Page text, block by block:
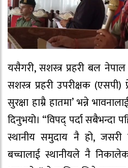
यसैगरी, सशस्त्र प्रहरी बल
सशस्त्र प्रहरी उपरीक्षक (एसपी)
सुरक्षा हाम्रै हातमा’ भन्ने
दिनुभयो। “विपद् पर्दा सबैभन्दा
स्थानीय समुदाय नै हो, जसरी
बच्चालाई स्थानीयले नै